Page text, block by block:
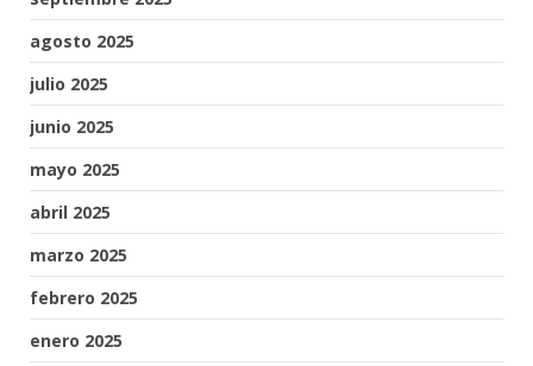
agosto 2025
julio 2025
junio 2025
mayo 2025
abril 2025
marzo 2025
febrero 2025
enero 2025